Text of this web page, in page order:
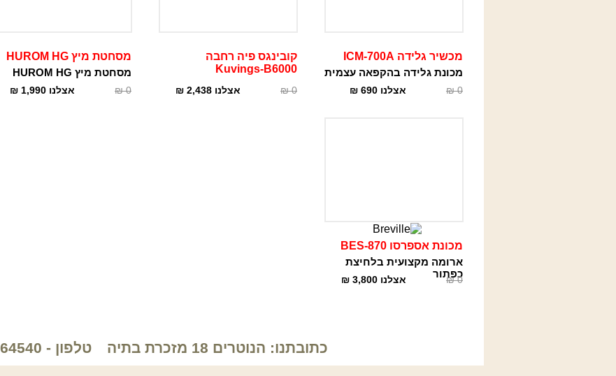
מכשיר גלידה ICM-700A
מכונת גלידה בהקפאה עצמית
0
₪ אצלנו 690
₪
קובינגס פיה רחבה
Kuvings-B6000
0
₪ אצלנו 2,438
₪
מסחטת מיץ HUROM HG
מסחטת מיץ HUROM HG
0
₪ אצלנו 1,990
₪
מכונת אספרסו BES-870
ארומה מקצועית בלחיצת
כפתור
0
₪ אצלנו 3,800
₪
כתובתנו: הנוטרים 18 מזכרת בתיה טלפון - 089364540